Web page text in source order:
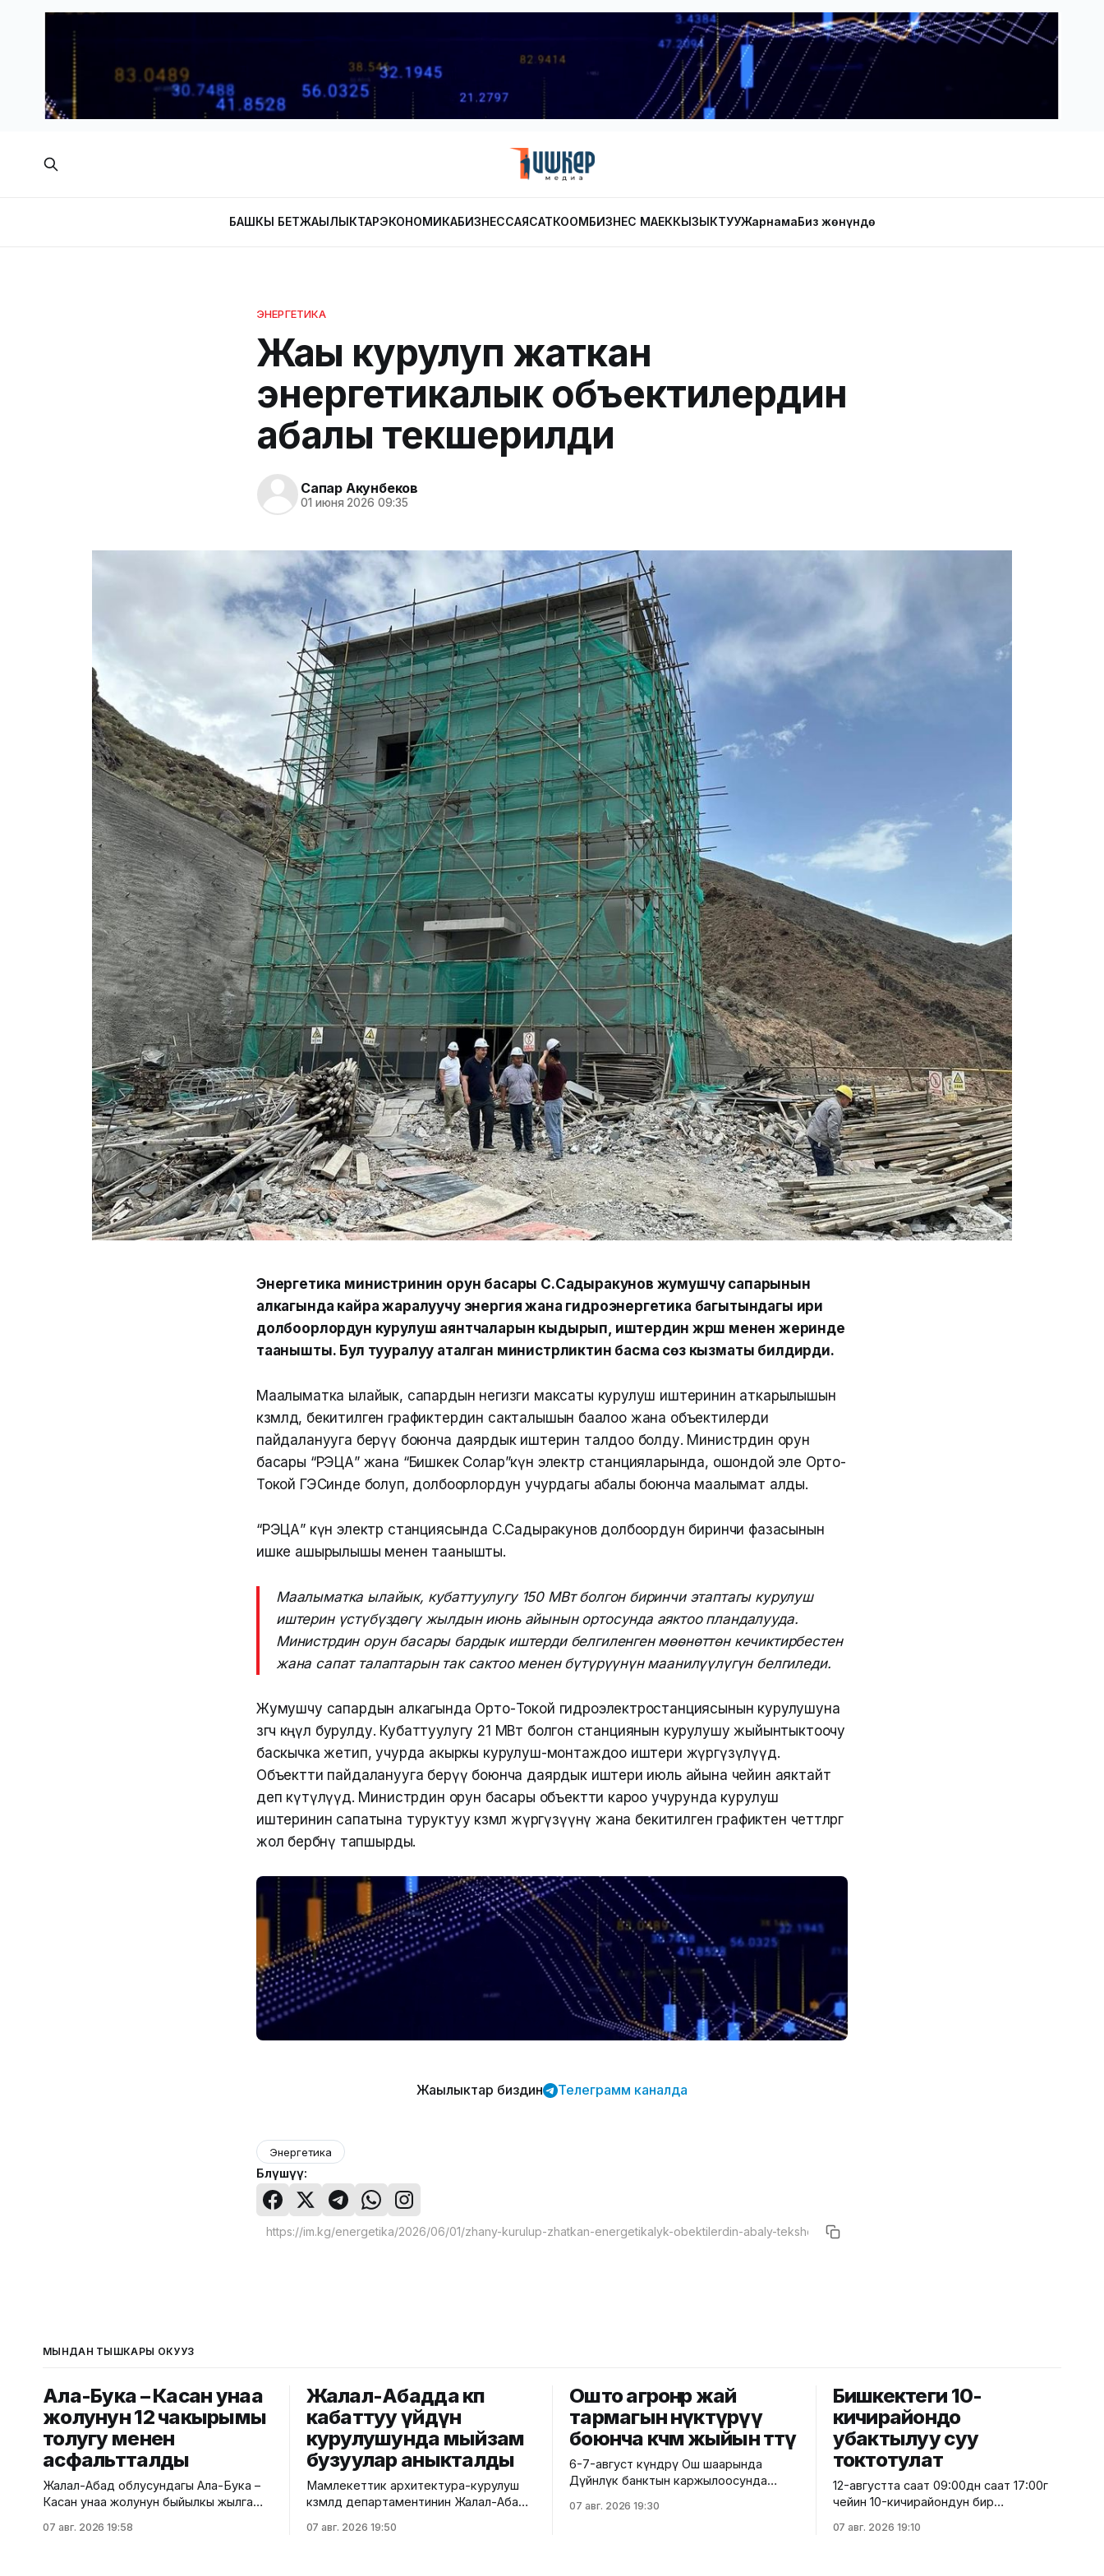
БАШКЫ БЕТЖАҢЫЛЫКТАРЭКОНОМИКАБИЗНЕССАЯСАТКООМБИЗНЕС МАЕККЫЗЫКТУУЖарнамаБиз жөнүндө
ЭНЕРГЕТИКА
Жаңы курулуп жаткан
энергетикалык объектилердин
абалы текшерилди
Сапар Акунбеков
01 июня 2026 09:35
Энергетика министринин орун басары С.Садыракунов жумушчу сапарынын
алкагында кайра жаралуучу энергия жана гидроэнергетика багытындагы ири
долбоорлордун курулуш аянтчаларын кыдырып, иштердин жүрүшү менен жеринде
таанышты. Бул тууралуу аталган министрликтин басма сөз кызматы билдирди.
Маалыматка ылайык, сапардын негизги максаты курулуш иштеринин аткарылышын
көзөмөлдөө, бекитилген графиктердин сакталышын баалоо жана объектилерди
пайдаланууга берүү боюнча даярдык иштерин талдоо болду. Министрдин орун
басары “РЭЦА” жана “Бишкек Солар”күн электр станцияларында, ошондой эле Орто-
Токой ГЭСинде болуп, долбоорлордун учурдагы абалы боюнча маалымат алды.
“РЭЦА” күн электр станциясында С.Садыракунов долбоордун биринчи фазасынын
ишке ашырылышы менен таанышты.
Маалыматка ылайык, кубаттуулугу 150 МВт болгон биринчи этаптагы курулуш
иштерин үстүбүздөгү жылдын июнь айынын ортосунда аяктоо пландалууда.
Министрдин орун басары бардык иштерди белгиленген мөөнөттөн кечиктирбестен
жана сапат талаптарын так сактоо менен бүтүрүүнүн маанилүүлүгүн белгиледи.
Жумушчу сапардын алкагында Орто-Токой гидроэлектростанциясынын курулушуна
өзгөчө көңүл бурулду. Кубаттуулугу 21 МВт болгон станциянын курулушу жыйынтыктоочу
баскычка жетип, учурда акыркы курулуш-монтаждоо иштери жүргүзүлүүдө.
Объектти пайдаланууга берүү боюнча даярдык иштери июль айына чейин аяктайт
деп күтүлүүдө. Министрдин орун басары объектти кароо учурунда курулуш
иштеринин сапатына туруктуу көзөмөл жүргүзүүнү жана бекитилген графиктен четтөөлөргө
жол бербөөнү тапшырды.
Жаңылыктар биздин Телеграмм каналда
Энергетика
Бөлүшүү:
МЫНДАН ТЫШКАРЫ ОКУҢУЗ
Ала-Бука – Касан унаа
жолунун 12 чакырымы
толугу менен
асфальтталды
Жалал-Абад облусундагы Ала-Бука –
Касан унаа жолунун быйылкы жылга
асфальт-бетон төшөө иштери толугу
07 авг. 2026 19:58
Жалал-Абадда көп
кабаттуу үйдүн
курулушунда мыйзам
бузуулар аныкталды
Мамлекеттик архитектура-курулуш
көзөмөлдөө департаментинин Жалал-Абад
көп кабаттуу турак жайга текшерүү
07 авг. 2026 19:50
Ошто агроөнөр жай
тармагын өнүктүрүү
боюнча көчмө жыйын өттү
6-7-август күндөрү Ош шаарында
Дүйнөлүк банктын каржылоосунда
ашырылып жаткан "Ош облусунун
07 авг. 2026 19:30
Бишкектеги 10-
кичирайондо
убактылуу суу
токтотулат
12-августта саат 09:00дөн саат 17:00гө
чейин 10-кичирайондун бир
мектептерде, мектепке чейинки
07 авг. 2026 19:10